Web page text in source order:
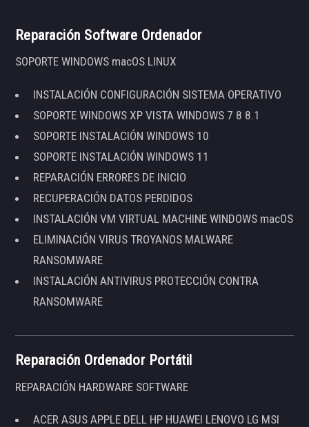
Reparación Software Ordenador
SOPORTE WINDOWS macOS LINUX
INSTALACIÓN CONFIGURACIÓN SISTEMA OPERATIVO
SOPORTE WINDOWS XP VISTA WINDOWS 7 8 8.1
SOPORTE INSTALACIÓN WINDOWS 10
SOPORTE INSTALACIÓN WINDOWS 11
REPARACIÓN ERRORES DE INICIO
RECUPERACIÓN DATOS PERDIDOS
INSTALACIÓN VM VIRTUAL MACHINE WINDOWS macOS
ELIMINACIÓN VIRUS TROYANOS MALWARE
RANSOMWARE
INSTALACIÓN ANTIVIRUS PROTECCIÓN CONTRA
RANSOMWARE
Reparación Ordenador Portátil
REPARACIÓN HARDWARE SOFTWARE
ACER ASUS APPLE DELL HP HUAWEI LENOVO LG MSI